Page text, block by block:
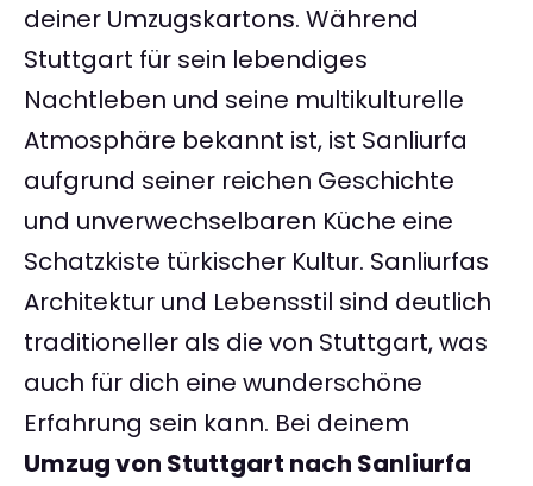
deiner Umzugskartons. Während
Stuttgart für sein lebendiges
Nachtleben und seine multikulturelle
Atmosphäre bekannt ist, ist Sanliurfa
aufgrund seiner reichen Geschichte
und unverwechselbaren Küche eine
Schatzkiste türkischer Kultur. Sanliurfas
Architektur und Lebensstil sind deutlich
traditioneller als die von Stuttgart, was
auch für dich eine wunderschöne
Erfahrung sein kann. Bei deinem
Umzug von Stuttgart nach Sanliurfa